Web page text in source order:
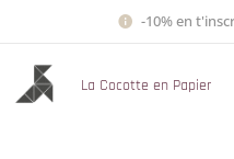
-10% en
La Cocotte en Papier